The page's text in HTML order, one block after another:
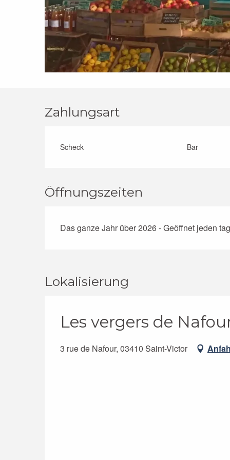
Zahlungsart
Scheck Bar
Öffnungszeiten
Das ganze Jahr über 2026 - Geöffnet jeden
Lokalisierung
Les vergers de
3 rue de Nafour, 03410 Saint-Victor